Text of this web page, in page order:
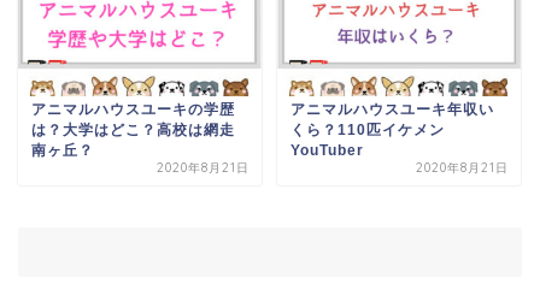
アニマルハウスユーキの学歴
は？大学はどこ？高校は網走
南ヶ丘？
2020年8月21日
アニマルハウスユーキ年収い
くら？110匹イケメン
YouTuber
2020年8月21日